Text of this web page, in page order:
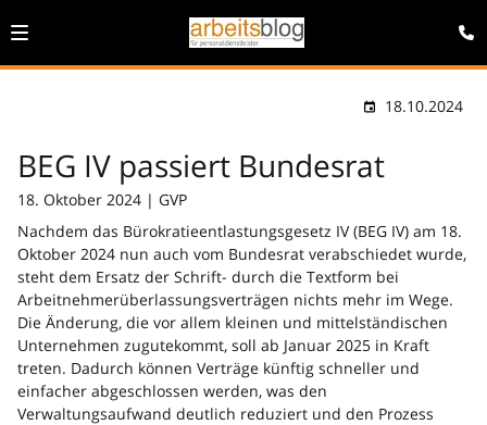
18.10.2024
BEG IV passiert Bundesrat
18. Oktober 2024 | GVP
Nachdem das Bürokratieentlastungsgesetz IV (BEG IV) am 18.
Oktober 2024 nun auch vom Bundesrat verabschiedet wurde,
steht dem Ersatz der Schrift- durch die Textform bei
Arbeitnehmerüberlassungsverträgen nichts mehr im Wege.
Die Änderung, die vor allem kleinen und mittelständischen
Unternehmen zugutekommt, soll ab Januar 2025 in Kraft
treten. Dadurch können Verträge künftig schneller und
einfacher abgeschlossen werden, was den
Verwaltungsaufwand deutlich reduziert und den Prozess